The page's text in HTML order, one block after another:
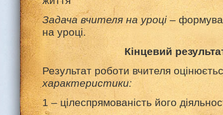
Задача вчителя на уроці–
на уроці.
Кінцевий
Результат роботи вчителя
характеристики:
1 – цілеспрямованість його